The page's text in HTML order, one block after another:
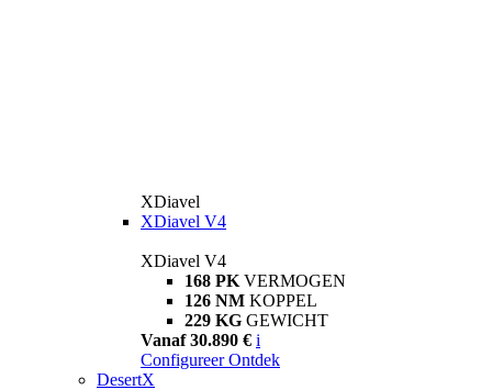
XDiavel
XDiavel V4
XDiavel V4
168 PK VERMOGEN
126 NM KOPPEL
229 KG GEWICHT
Vanaf 30.890 € i
Configureer Ontdek
DesertX